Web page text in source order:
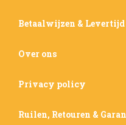
Betaalwijzen & Levertijd
Over ons
Privacy policy
Ruilen, Retouren &